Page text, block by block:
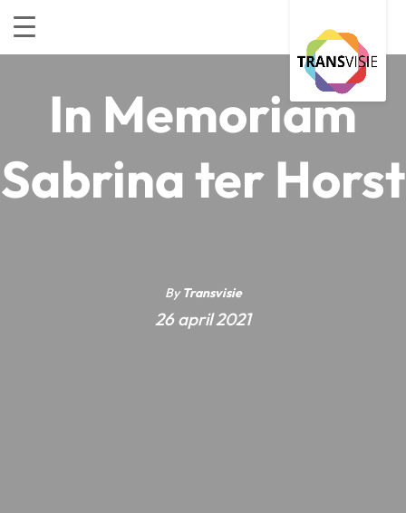
In Memoriam
Sabrina ter Horst
ByTransvisie
26 april 2021